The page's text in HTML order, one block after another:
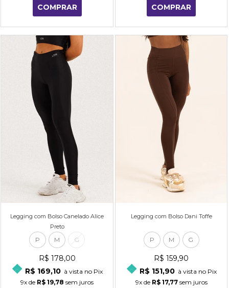
COMPRAR COMPRAR
Legging com Bolso Canelado Alice
Preto
P M G
R$ 178,00
R$ 169,10 à vista no Pix
9x de R$ 19,78 sem juros
Legging com Bolso Dani Toffe
P M G
R$ 159,90
R$ 151,90 à vista no Pix
9xde R$ 17,77sem juros